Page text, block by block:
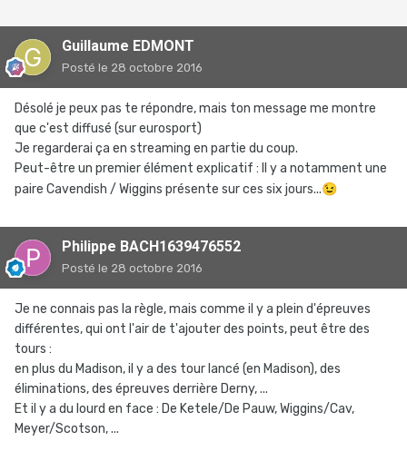
Guillaume EDMONT
Posté le 28 octobre 2016
Désolé je peux pas te répondre, mais ton message me montre
que c'est diffusé (sur eurosport)
Je regarderai ça en streaming en partie du coup.
Peut-être un premier élément explicatif : Il y a notamment une
paire Cavendish / Wiggins présente sur ces six jours...😉
Philippe BACH1639476552
Posté le 28 octobre 2016
Je ne connais pas la règle, mais comme il y a plein d'épreuves
différentes, qui ont l'air de t'ajouter des points, peut être des
tours :
en plus du Madison, il y a des tour lancé (en Madison), des
éliminations, des épreuves derrière Derny, ...
Et il y a du lourd en face : De Ketele/De Pauw, Wiggins/Cav,
Meyer/Scotson, ...